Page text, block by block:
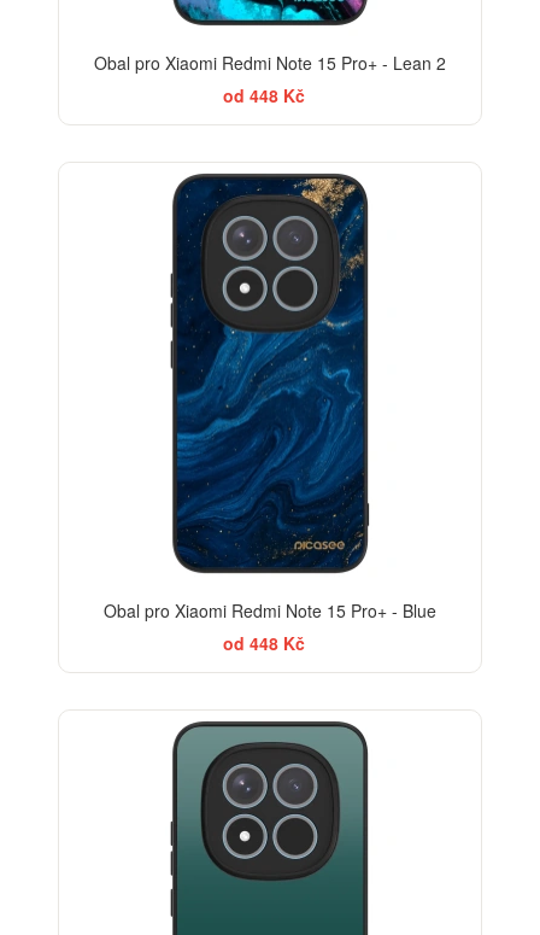
Obal pro Xiaomi Redmi Note 15 Pro+ - Lean 2
od 448 Kč
Obal pro Xiaomi Redmi Note 15 Pro+ - Blue
od 448 Kč